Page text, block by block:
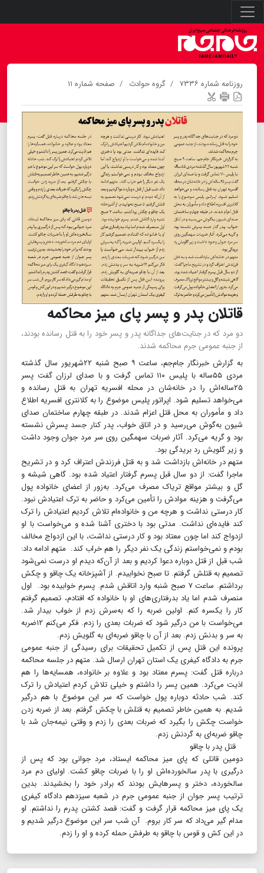
روزنامه شماره ۷۳۳۶ گروه حوادث صفحه شماره ۱۱
قاتلان پدر و پسر پای میز محاکمه
دو مرد که در جنایت‌های جداگانه پدر و پسر خود را به قتل رسانده بودند،
از جنبه عمومی جرم محاکمه شدند.
به گزارش خبرنگار جام‌جم، ساعت ۹ صبح شنبه ۲۲شهریور سال گذشته
مردی ۵۵ساله با پلیس ۱۱۰ تماس گرفت و با صدای لرزان گفت پسر
۲۵ساله‌‌اش را در خانه‌شان در محله افسریه تهران به قتل رسانده و
می‌خواهد تسلیم شود. اپراتور پلیس موضوع را به کلانتری افسریه اطلاع
داد و مأموران به محل قتل اعزام شدند. در طبقه چهارم ساختمان صدای
شیون به‌گوش می‌رسید و در اتاق خواب، پدر کنار جسد پسرش نشسته
بود و گریه می‌کرد. آثار ضربات سهمگین روی سر مرد جوان وجود داشت
و زیر گلویش رد بریدگی بود.
متهم در خانه‌‌اش بازداشت شد و به قتل فرزندش اعتراف کرد و در تشریح
ماجرا گفت‌: از دو سال قبل پسرم گرفتار اعتیاد شده بود. گاهی شیشه و
گل و بیشتر مواقع تریاک مصرف می‌کرد. به‌زور از اعضای خانواده پول
می‌گرفت و هزینه موادش را تأمین می‌کرد و حاضر به ترک اعتیادش نبود.
کار درستی نداشت و هرچه من و خانواده‌ام تلاش کردیم اعتیادش را ترک
کند فایده‌ای نداشت. مدتی بود با دختری آشنا شده و می‌خواست با او
ازدواج کند اما چون معتاد بود و کار درستی نداشت، با این ازدواج مخالف
بودم و نمی‌خواستم زندگی یک نفر دیگر را هم خراب کند. متهم ادامه داد:
شب قبل از قتل دوباره دعوا کردیم و بعد از آن‌که دیدم او درست نمی‌شود
تصمیم به قتلش گرفتم. تا صبح نخوابیدم. از آشپزخانه یک چاقو و چکش
برداشتم. ساعت ۷ صبح شنبه وارد اتاقش شدم. پسرم خوابیده بود. اول
منصرف شدم اما یاد بدرفتاری‌های او با خانواده که افتادم، تصمیم گرفتم
کار را یکسره کنم. اولین ضربه را که به‌سرش زدم از خواب بیدار شد.
می‌خواست با من درگیر شود که ضربات بعدی را زدم. فکر می‌کنم ۱۲ضربه
به سر و بدنش زدم. بعد از آن با چاقو ضربه‌ای به گلویش زدم.
پرونده این قتل پس از تکمیل تحقیقات برای رسیدگی از جنبه عمومی
جرم به دادگاه کیفری یک استان تهران ارسال شد. متهم در جلسه محاکمه
درباره قتل گفت: پسرم معتاد بود و علاوه بر خانواده، همسایه‌ها را هم
اذیت می‌کرد. همین پسر را داشتم و خیلی تلاش کردم اعتیادش را ترک
کند. شب حادثه دوباره پول خواست که سر این موضوع با هم درگیر
شدیم. به همین خاطر تصمیم به قتلش با چکش گرفتم. بعد از ضربه زدن
خواست چکش را بگیرد که ضربات بعدی را زدم و وقتی نیمه‌جان شد با
چاقو ضربه‌ای به گردنش زدم.
قتل پدر با چاقو
دومین قاتلی که پای میز محاکمه ایستاد، مرد جوانی بود که پس از
درگیری با پدر سالخورده‌اش او را با ضربات چاقو کشت. اولیای دم مرد
سالخورده، دختر و پسرهایش بودند که برادر خود را بخشیدند. بدین
ترتیب پسر جوان از جنبه عمومی جرم در شعبه سیزدهم دادگاه کیفری
یک پای میز محاکمه قرار گرفت و گفت: قصد کشتن پدرم را نداشتم. او
مدام گیر می‌داد که سر کار بروم. آن شب سر این موضوع درگیر شدیم و
در این کش و قوس با چاقو به طرفش حمله کرده و او را زدم.